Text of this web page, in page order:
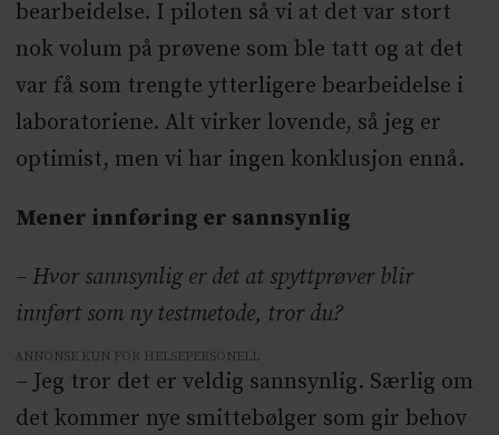
bearbeidelse. I piloten så vi at det var stort
nok volum på prøvene som ble tatt og at det
var få som trengte ytterligere bearbeidelse i
laboratoriene. Alt virker lovende, så jeg er
optimist, men vi har ingen konklusjon ennå.
Mener innføring er sannsynlig
– Hvor sannsynlig er det at spyttprøver blir
innført som ny testmetode, tror du?
ANNONSE KUN FOR HELSEPERSONELL
– Jeg tror det er veldig sannsynlig. Særlig om
det kommer nye smittebølger som gir behov